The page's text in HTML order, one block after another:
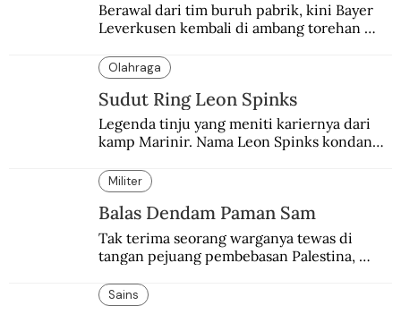
Berawal dari tim buruh pabrik, kini Bayer
Leverkusen kembali di ambang torehan
“Neverkusen”.
Olahraga
Sudut Ring Leon Spinks
Legenda tinju yang meniti kariernya dari
kamp Marinir. Nama Leon Spinks kondang
Muhammad Ali.
Militer
Balas Dendam Paman Sam
Tak terima seorang warganya tewas di
tangan pejuang pembebasan Palestina,
pembalasan.
Sains